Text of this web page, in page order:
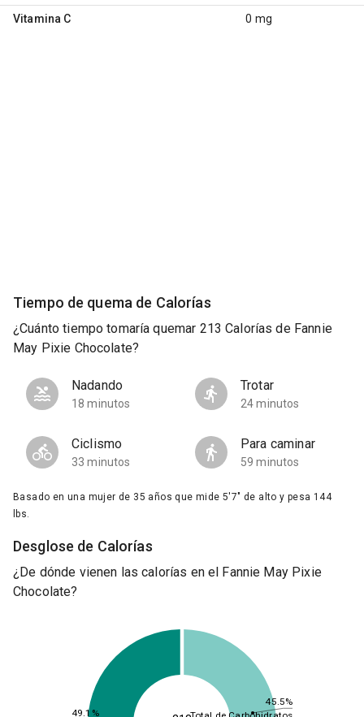
Vitamina C 0 mg
Tiempo de quema de Calorías
¿Cuánto tiempo tomaría quemar 213 Calorías de Fannie
May Pixie Chocolate?
Nadando
18 minutos
Trotar
24 minutos
Ciclismo
33 minutos
Para caminar
59 minutos
Basado en una mujer de 35 años que mide 5'7" de alto y pesa 144
lbs.
Desglose de Calorías
¿De dónde vienen las calorías en el Fannie May Pixie
Chocolate?
45.5%
49.1%